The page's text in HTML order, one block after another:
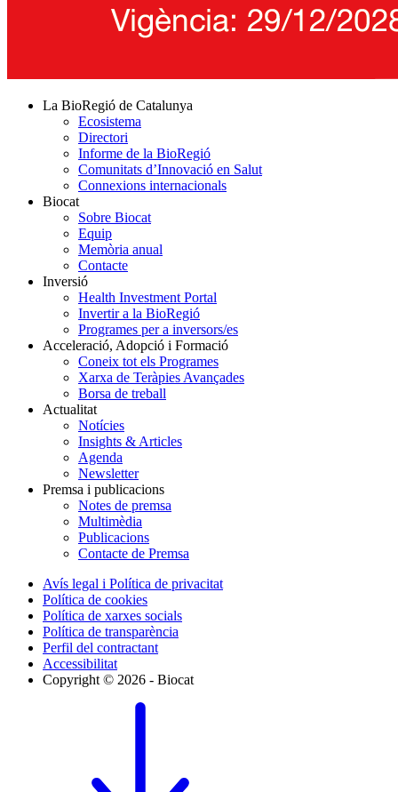
La BioRegió de Catalunya
Ecosistema
Directori
Informe de la BioRegió
Comunitats d’Innovació en Salut
Connexions internacionals
Biocat
Sobre Biocat
Equip
Memòria anual
Contacte
Inversió
Health Investment Portal
Invertir a la BioRegió
Programes per a inversors/es
Acceleració, Adopció i Formació
Coneix tot els Programes
Xarxa de Teràpies Avançades
Borsa de treball
Actualitat
Notícies
Insights & Articles
Agenda
Newsletter
Premsa i publicacions
Notes de premsa
Multimèdia
Publicacions
Contacte de Premsa
Avís legal i Política de privacitat
Política de cookies
Política de xarxes socials
Política de transparència
Perfil del contractant
Accessibilitat
Copyright © 2026 - Biocat